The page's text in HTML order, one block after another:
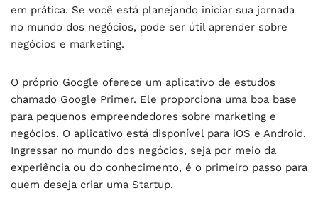
em prática. Se você está planejando iniciar sua jornada
no mundo dos negócios, pode ser útil aprender sobre
negócios e marketing.
O próprio Google oferece um aplicativo de estudos
chamado Google Primer. Ele proporciona uma boa base
para pequenos empreendedores sobre marketing e
negócios. O aplicativo está disponível para iOS e Android.
Ingressar no mundo dos negócios, seja por meio da
experiência ou do conhecimento, é o primeiro passo para
quem deseja criar uma Startup.